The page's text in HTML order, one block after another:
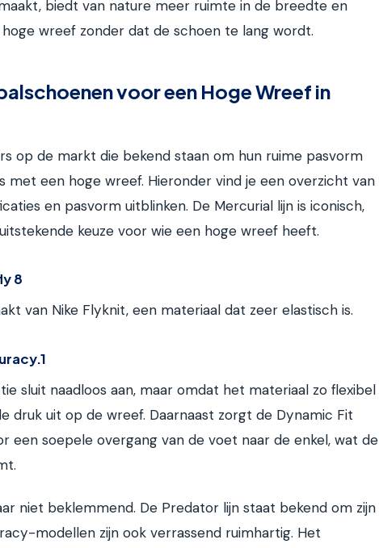
biedt van nature meer ruimte in de breedte en
wreef zonder dat de schoen te lang wordt.
voor een Hoge Wreef in
op de markt die bekend staan om hun ruime pasvorm
een hoge wreef. Hieronder vind je een overzicht van
en pasvorm uitblinken. De Mercurial lijn is iconisch,
keuze voor wie een hoge wreef heeft.
8
van Nike Flyknit, een materiaal dat zeer elastisch is.
sluit naadloos aan, maar omdat het materiaal zo flexibel
druk uit op de wreef. Daarnaast zorgt de Dynamic Fit
een soepele overgang van de voet naar de enkel, wat de
niet beklemmend. De Predator lijn staat bekend om zijn
modellen zijn ook verrassend ruimhartig. Het